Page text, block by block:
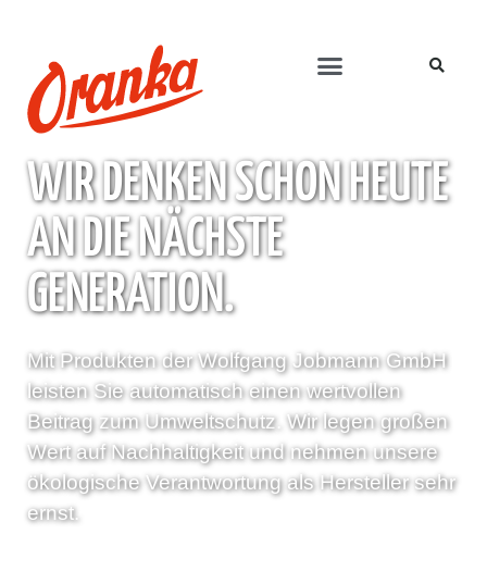
WIR DENKEN SCHON HEUTE
AN DIE NÄCHSTE
GENERATION.
Mit Produkten der Wolfgang Jobmann GmbH
leisten Sie automatisch einen wertvollen
Beitrag zum Umweltschutz. Wir legen großen
Wert auf Nachhaltigkeit und nehmen unsere
ökologische Verantwortung als Hersteller sehr
ernst.